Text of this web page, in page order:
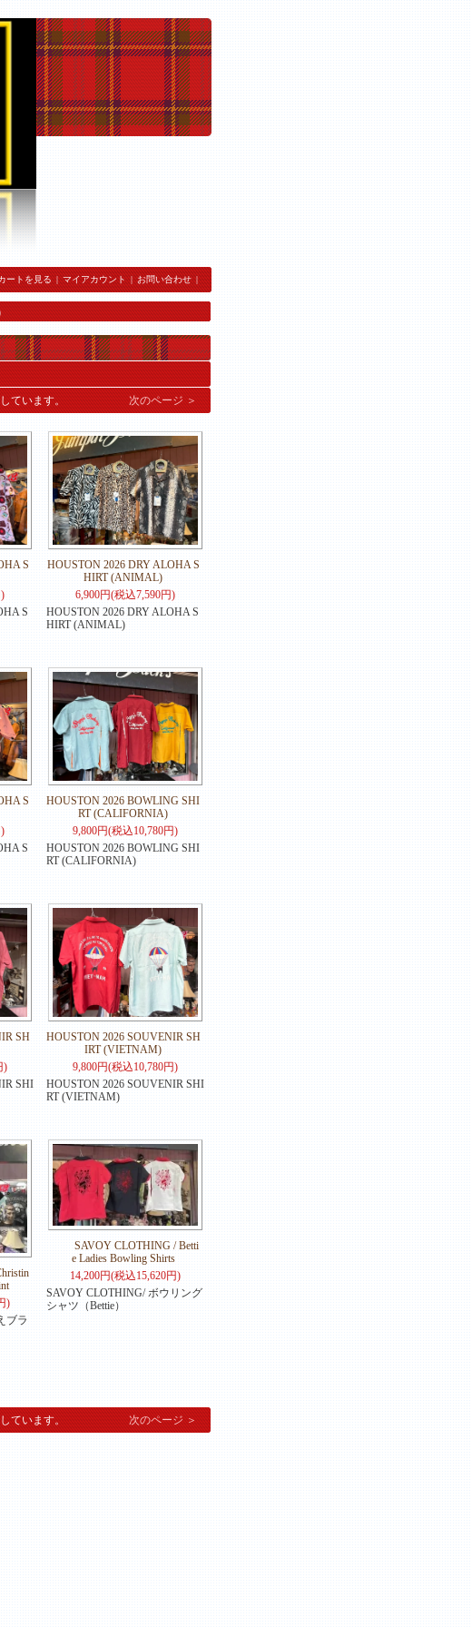
ートを見る | マイアカウント | お問い合わせ |
ています。 次のページ ＞
S
S
HOUSTON 2026 DRY ALOHA S
HIRT (ANIMAL)
6,900円(税込7,590円)
HOUSTON 2026 DRY ALOHA S
HIRT (ANIMAL)
S
S
HOUSTON 2026 BOWLING SHI
RT (CALIFORNIA)
9,800円(税込10,780円)
HOUSTON 2026 BOWLING SHI
RT (CALIFORNIA)
SH
)
SHI
HOUSTON 2026 SOUVENIR SH
IRT (VIETNAM)
9,800円(税込10,780円)
HOUSTON 2026 SOUVENIR SHI
RT (VIETNAM)
)
ブラ
SAVOY CLOTHING / Betti
e Ladies Bowling Shirts
14,200円(税込15,620円)
SAVOY CLOTHING/ ボウリング
シャツ（Bettie）
ています。 次のページ ＞